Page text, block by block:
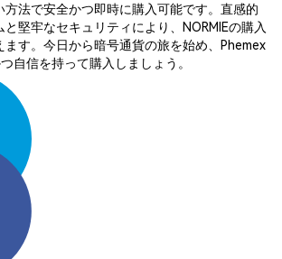
方法で安全かつ即時に購入可能です。直感的
堅牢なセキュリティにより、NORMIEの購入
す。今日から暗号通貨の旅を始め、Phemex
自信を持って購入しましょう。